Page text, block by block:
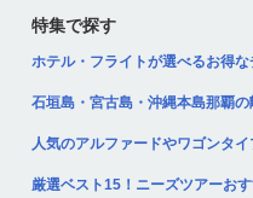
特集で探す
ホテル・フライトが選べるお得
石垣島・宮古島・沖縄本島那覇
人気のアルファードやワゴンタイ
厳選ベスト15！ニーズツアーお